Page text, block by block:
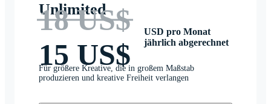
Unlimited
18 US$
15 US$
USD pro Monat
jährlich abgerechnet
Für größere Kreative, die in großem Maßstab
produzieren und kreative Freiheit verlangen